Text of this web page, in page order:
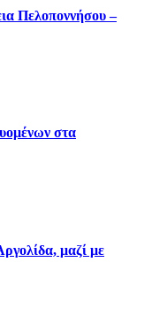
Πελοποννήσου –
στα
μαζί με